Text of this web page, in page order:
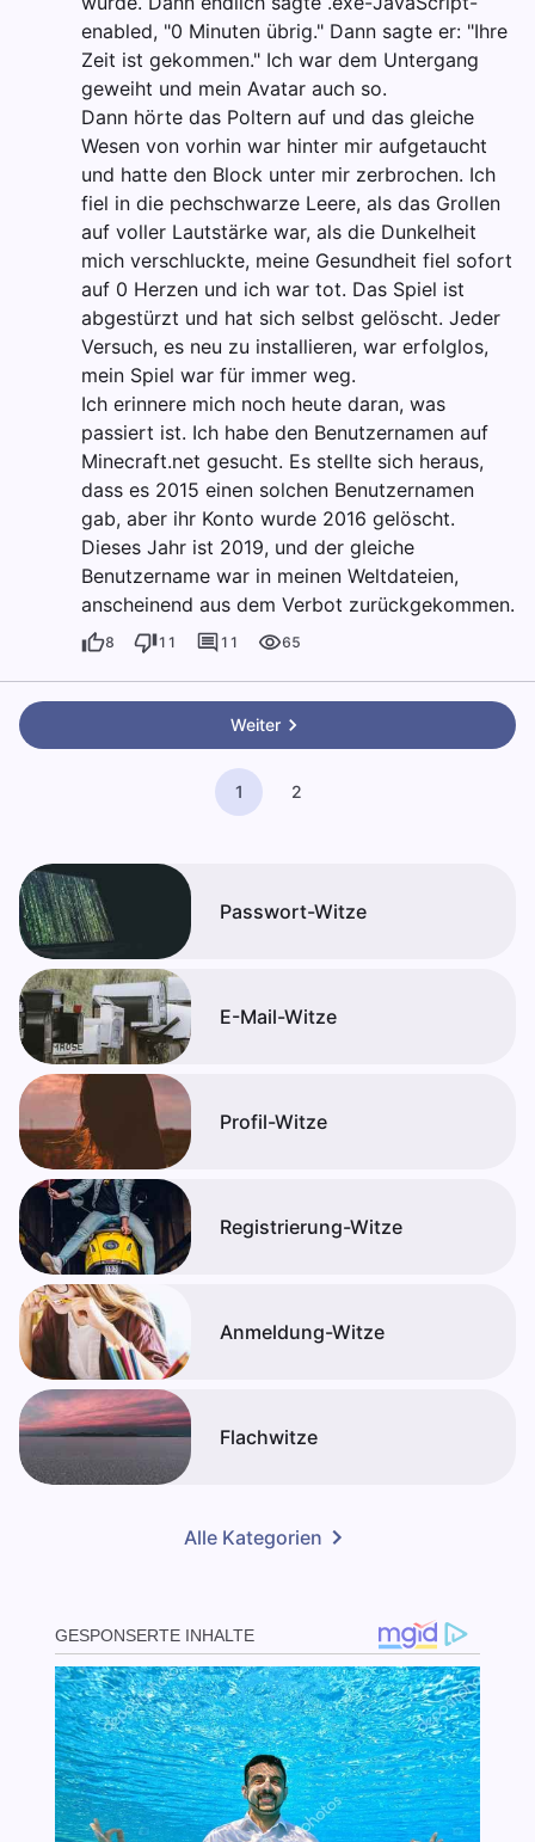
enabled, "0 Minuten übrig." Dann sagte er: "Ihre
Zeit ist gekommen." Ich war dem Untergang
geweiht und mein Avatar auch so.
Dann hörte das Poltern auf und das gleiche
Wesen von vorhin war hinter mir aufgetaucht
und hatte den Block unter mir zerbrochen. Ich
fiel in die pechschwarze Leere, als das Grollen
auf voller Lautstärke war, als die Dunkelheit
mich verschluckte, meine Gesundheit fiel sofort
auf 0 Herzen und ich war tot. Das Spiel ist
abgestürzt und hat sich selbst gelöscht. Jeder
Versuch, es neu zu installieren, war erfolglos,
mein Spiel war für immer weg.
Ich erinnere mich noch heute daran, was
passiert ist. Ich habe den Benutzernamen auf
Minecraft.net gesucht. Es stellte sich heraus,
dass es 2015 einen solchen Benutzernamen
gab, aber ihr Konto wurde 2016 gelöscht.
Dieses Jahr ist 2019, und der gleiche
Benutzername war in meinen Weltdateien,
anscheinend aus dem Verbot zurückgekommen.
8 11 11 65
Weiter
1 2
Passwort-Witze
E-Mail-Witze
Profil-Witze
Registrierung-Witze
Anmeldung-Witze
Flachwitze
Alle Kategorien